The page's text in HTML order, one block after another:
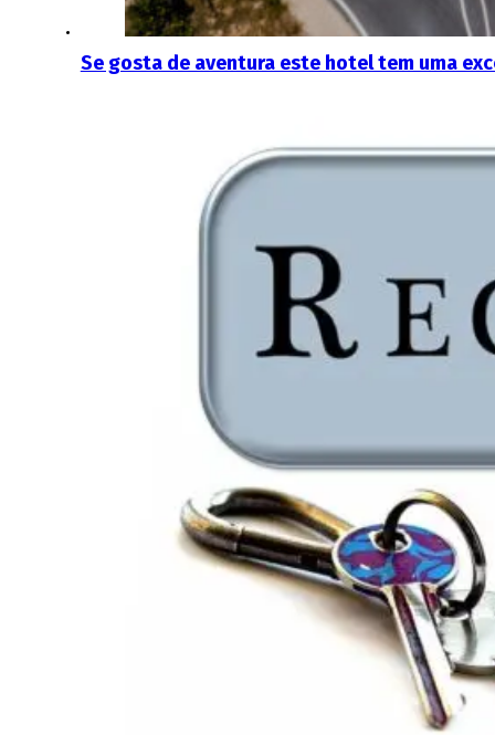
Se gosta de aventura este hotel tem uma